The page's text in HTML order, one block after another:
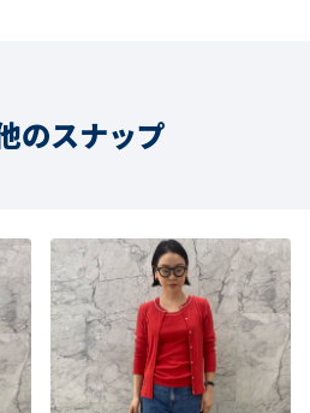
のスナップ